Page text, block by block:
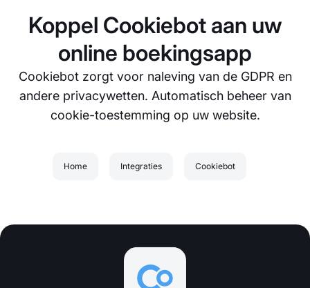
Koppel Cookiebot aan uw
online boekingsapp
Cookiebot zorgt voor naleving van de GDPR en
andere privacywetten. Automatisch beheer van
cookie-toestemming op uw website.
Home Integraties Cookiebot